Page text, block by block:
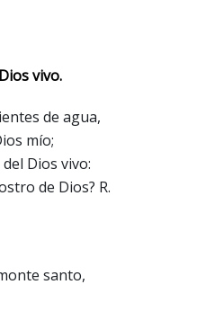
vivo.
de agua,
mío;
Dios vivo:
de Dios? R.
santo,